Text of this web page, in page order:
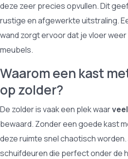
deze zeer precies opvullen. Dit
rustige en afgewerkte uitstraling.
wand zorgt ervoor dat je vloer
meubels.
Waarom een kast
op zolder?
De zolder is vaak een plek waar
bewaard. Zonder een goede kast
deze ruimte snel chaotisch
schuifdeuren die perfect onder de